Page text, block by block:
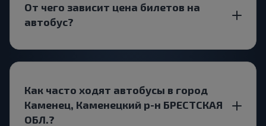
От чего зависит цена билетов на
автобус?
Как часто ходят автобусы в город
Каменец, Каменецкий р-н БРЕСТСКАЯ
ОБЛ.?